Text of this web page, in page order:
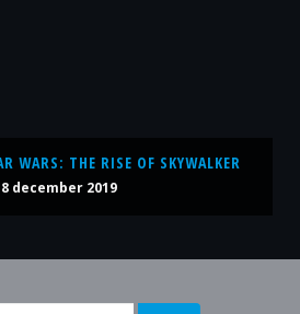
WARS: THE RISE OF SKYWALKER
december 2019